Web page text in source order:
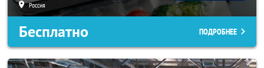
Россия
Бесплатно ПОДРОБНЕЕ